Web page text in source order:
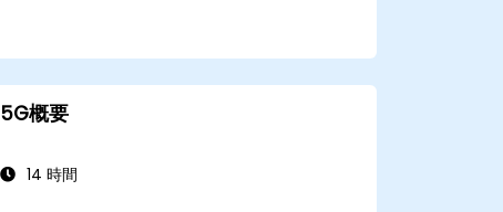
5G概要
14 時間